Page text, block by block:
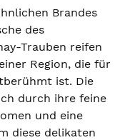
Brandes
des
Trauben reifen
Region, die für
ist. Die
durch ihre feine
und eine
diese delikaten